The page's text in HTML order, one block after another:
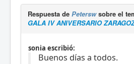
Respuesta de Peterswsobre el
GALA IV ANIVERSARIO
sonia escribió:
Buenos días a todos.